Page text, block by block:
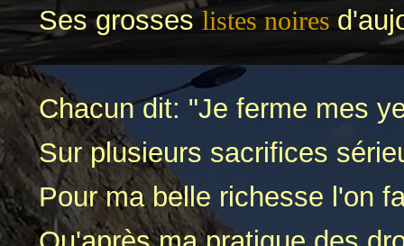
Ses grosseslistes noires
Chacun dit: "Je ferme mes
Sur plusieurs sacrifices
Pour ma belle richesse l'on